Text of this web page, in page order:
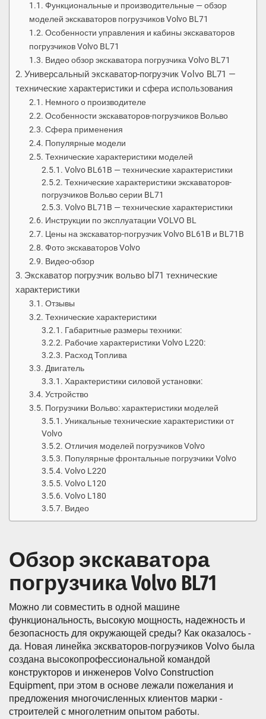
Функциональные и производительные — обзор
моделей экскаваторов погрузчиков Volvo BL71
Особенности управления и кабины экскаваторов
погрузчиков Volvo BL71
Видео обзор экскаватора погрузчика Volvo BL71
Универсальный экскаватор-погрузчик Volvo BL71 —
технические характеристики и сфера использования
Немного о производителе
Особенности экскаваторов-погрузчиков Вольво
Сфера применения
Популярные модели
Технические характеристики моделей
Volvo BL61B — технические характеристики
Технические характеристики экскаваторов-
погрузчиков Вольво серии BL71
Volvo BL71B — технические характеристики
Инструкции по эксплуатации VOLVO BL
Цены на экскаватор-погрузчик Volvo BL61B и BL71B
Фото экскаваторов Volvo
Видео-обзор
Экскаватор погрузчик вольво bl71 технические
характеристики
Отзывы
Технические характеристики
Габаритные размеры техники:
Рабочие характеристики Volvo L220:
Расход Топлива
Двигатель
Характеристики силовой установки:
Устройство
Погрузчики Вольво: характеристики моделей
Уникальные технические характеристики от
Volvo
Отличия моделей погрузчиков Volvo
Популярные фронтальные погрузчики Volvo
Volvo L220
Volvo L120
Volvo L180
Видео
Обзор экскаватора
погрузчика Volvo BL71
Можно ли совместить в одной машине
функциональность, высокую мощность, надежность и
безопасность для окружающей среды? Как оказалось -
да. Новая линейка экскваторов-погрузчиков Volvo была
создана высокопрофессиональной командой
конструкторов и инженеров Volvo Construction
Equipment, при этом в основе лежали пожелания и
предложения многочисленных клиентов марки -
строителей с многолетним опытом работы.